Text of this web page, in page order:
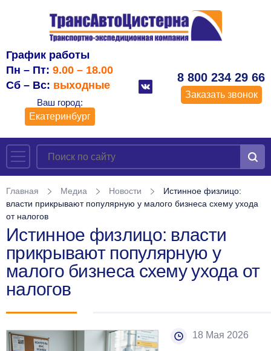
График работы
Пн – Пт: 9.00 – 18.00
Сб – Вс: выходные
Ваш город:
Екатеринбург
8 800 234 29 66
Заказать звонок
Главная Медиа Новости
Истинное физлицо:
власти прикрывают популярную у малого бизнеса схему ухода
от налогов
Истинное физлицо: власти
прикрывают популярную у
малого бизнеса схему ухода от
налогов
18 Мая 2026